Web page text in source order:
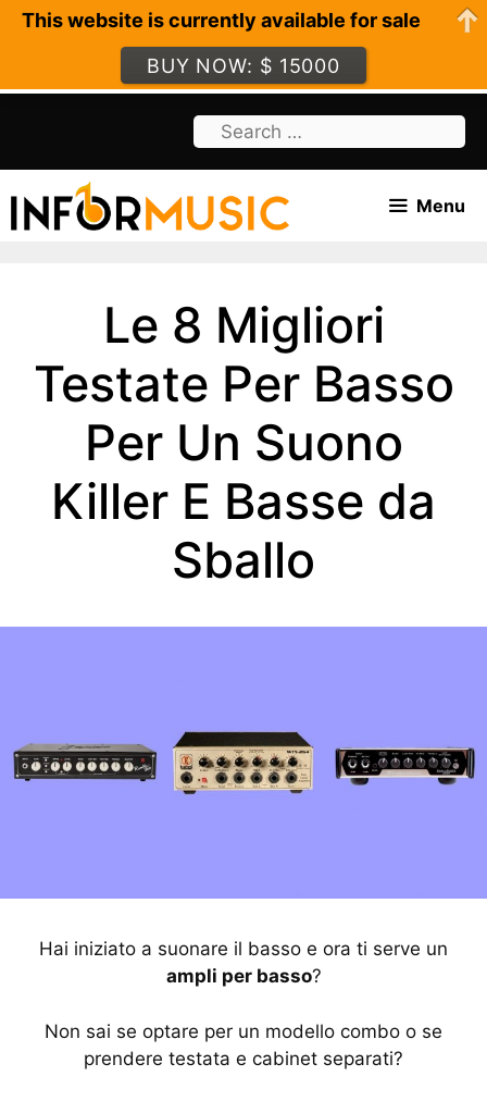
Menu
Le 8 Migliori
Testate Per Basso
Per Un Suono
Killer E Basse da
Sballo
Hai iniziato a suonare il basso e ora ti serve un
ampli per basso?
Non sai se optare per un modello combo o se
prendere testata e cabinet separati?
This website is currently available for sale
BUY NOW: $ 15000